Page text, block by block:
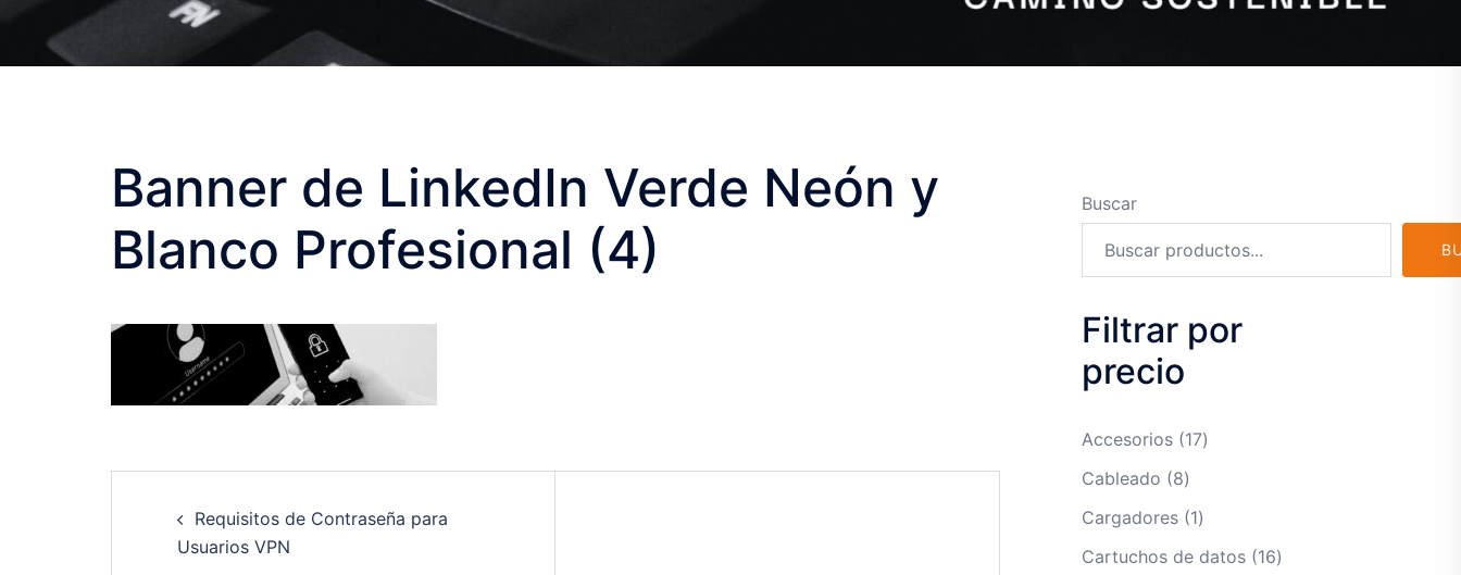
Banner de LinkedIn Verde Neón y
Blanco Profesional (4)
navigation
Requisitos de Contraseña para
Usuarios VPN
Buscar
Filtrar por
precio
Accesorios 1717
Cableado 88
productos
Cargadores 11
producto
Cartuchos de datos 1616